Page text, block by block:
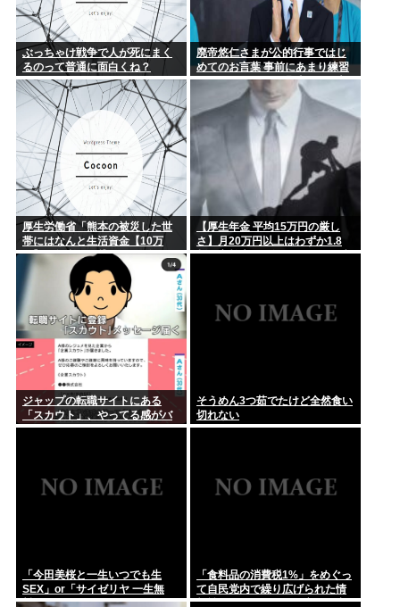
ぶっちゃけ戦争で人が死にまく
るのって普通に面白くね？
廃帝悠仁さまが公的行事ではじ
めてのお言葉 事前にあまり練習
してないっぽい。滑舌悪いし大
厚生労働省「熊本の被災した世
帯にはなんと生活資金【10万
円】を無利子で貸してあげま
す」
【厚生年金 平均15万円の厳し
さ】月20万円以上はわずか1.8
割、高齢夫婦は毎月4.2万円の赤
ジャップの転職サイトにある
「スカウト」、やってる感がバ
レ始めるwww
そうめん3つ茹でたけど全然食い
切れない
「今田美桜と一生いつでも生
SEX」or「サイゼリヤ 一生無
料」www
「食料品の消費税1%」をめぐっ
て自民党内で繰り広げられた情
報戦…！ウソまで飛び交った密